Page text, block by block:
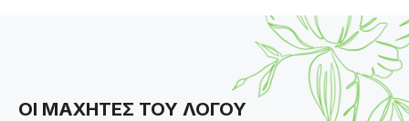
ΟΙ ΜΑΧΗΤΕΣ ΤΟΥ ΛΟΓΟΥ